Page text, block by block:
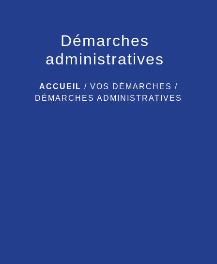
Démarches
administratives
ACCUEIL / VOS DÉMARCHES /
DÉMARCHES ADMINISTRATIVES